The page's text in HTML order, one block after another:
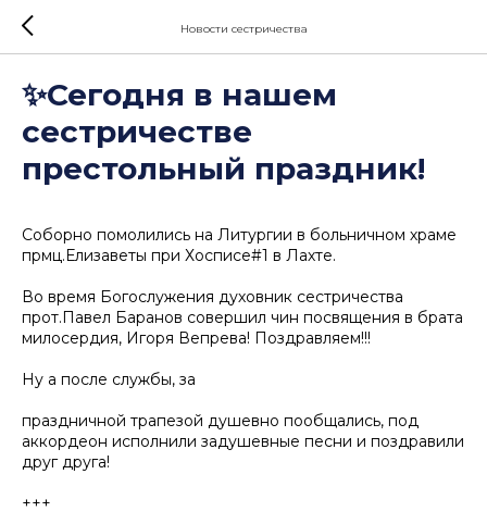
Новости сестричества
✨Сегодня в нашем
сестричестве
престольный праздник!
Соборно помолились на Литургии в больничном храме
прмц.Елизаветы при Хосписе#1 в Лахте.
Во время Богослужения духовник сестричества
прот.Павел Баранов совершил чин посвящения в брата
милосердия, Игоря Вепрева! Поздравляем!!!
Ну а после службы, за
праздничной трапезой душевно пообщались, под
аккордеон исполнили задушевные песни и поздравили
друг друга!
+++